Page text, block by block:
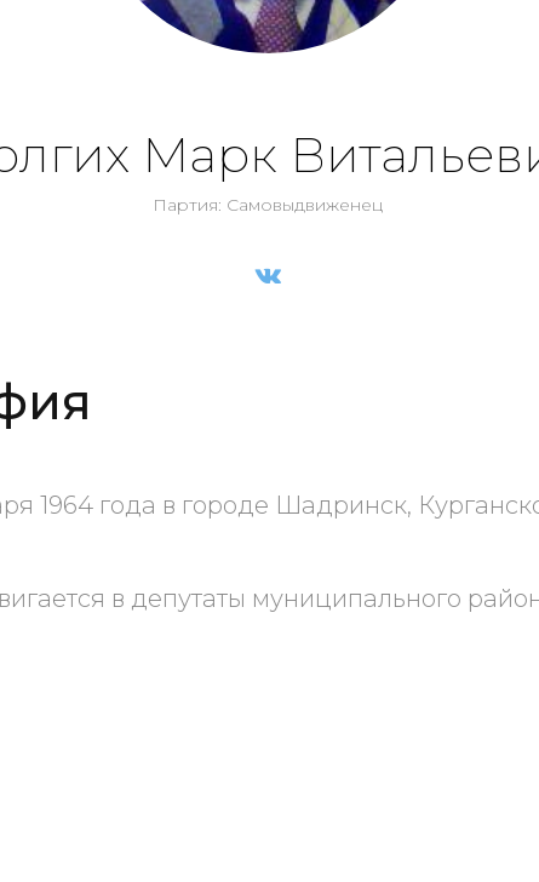
Марк
Партия: Самовыдвиженец
1964 года в городе Шадринск,
в депутаты муниципального